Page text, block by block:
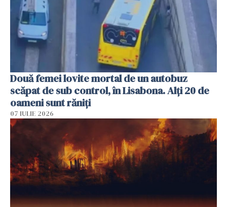
Două femei lovite mortal de un autobuz
scăpat de sub control, în Lisabona. Alți 20 de
oameni sunt răniți
07 IULIE 2026